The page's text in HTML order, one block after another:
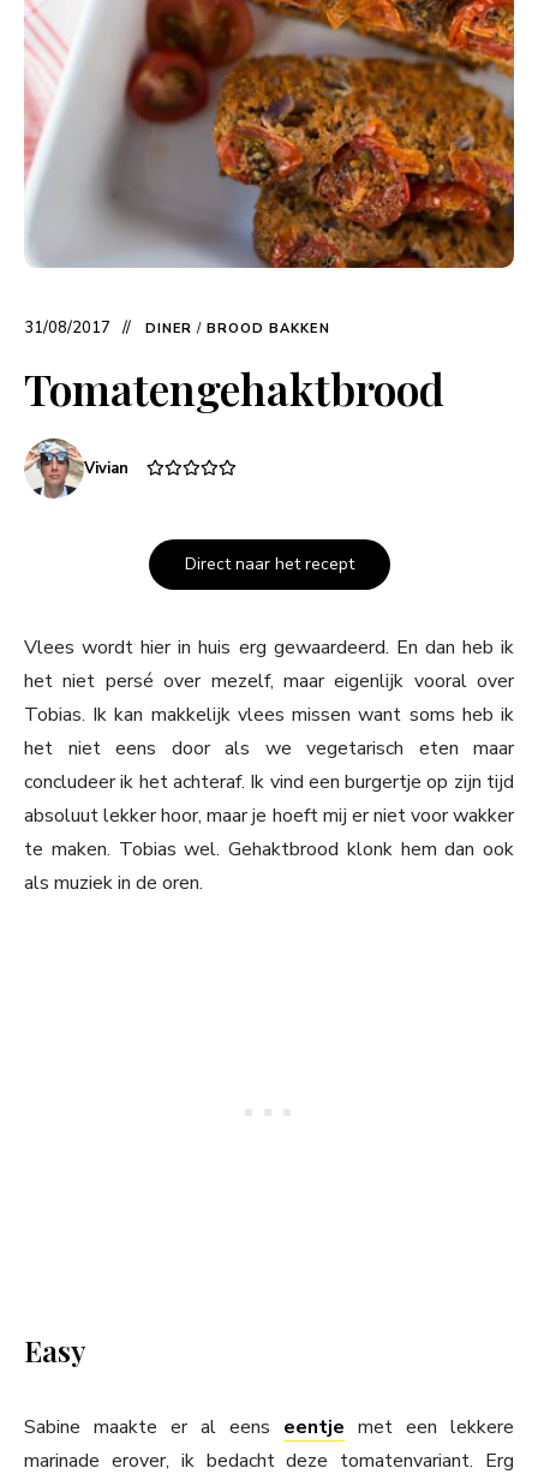
31/08/2017 DINER / BROOD BAKKEN
Tomatengehaktbrood
Vivian
Direct naar het recept
Vlees wordt hier in huis erg gewaardeerd. En dan heb ik
het niet persé over mezelf, maar eigenlijk vooral over
Tobias. Ik kan makkelijk vlees missen want soms heb ik
het niet eens door als we vegetarisch eten maar
concludeer ik het achteraf. Ik vind een burgertje op zijn tijd
absoluut lekker hoor, maar je hoeft mij er niet voor wakker
te maken. Tobias wel. Gehaktbrood klonk hem dan ook
als muziek in de oren.
Easy
Sabine maakte er al eens eentje met een lekkere
marinade erover, ik bedacht deze tomatenvariant. Erg